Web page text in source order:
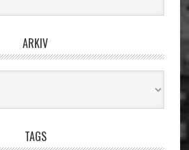
ARKIV
TAGS